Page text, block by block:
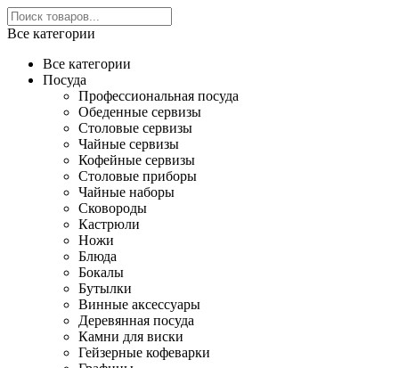
Все категории
Все категории
Посуда
Профессиональная посуда
Обеденные сервизы
Столовые сервизы
Чайные сервизы
Кофейные сервизы
Столовые приборы
Чайные наборы
Сковороды
Кастрюли
Ножи
Блюда
Бокалы
Бутылки
Винные аксессуары
Деревянная посуда
Камни для виски
Гейзерные кофеварки